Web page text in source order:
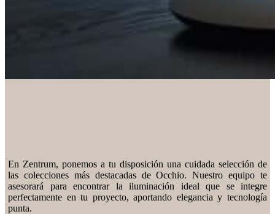
En Zentrum, ponemos a tu disposición una cuidada selección de
las colecciones más destacadas de Occhio. Nuestro equipo te
asesorará para encontrar la iluminación ideal que se integre
perfectamente en tu proyecto, aportando elegancia y tecnología
punta.